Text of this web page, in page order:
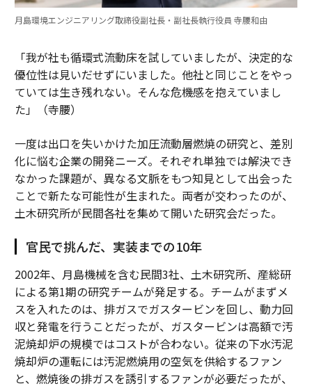
月島環境エンジニアリング取締役副社長・副社長執行役員 寺腰和由
「我が社も循環式流動床を試していましたが、決定的な
優位性は見いだせずにいました。他社と同じことをやっ
ていては生き残れない。そんな危機感を抱えていまし
た」（寺腰）
一度は出口を失いかけた加圧流動層燃焼の研究と、差別
化に悩む企業の開発ニーズ。それぞれ単独では解決でき
なかった課題が、異なる文脈をもつ知見として出会った
ことで新たな可能性が生まれた。両者が交わったのが、
土木研究所が民間各社を集めて開いた研究会だった。
官民で挑んだ、実装までの10年
2002年、月島機械を含む民間3社、土木研究所、産総研
による第1期の研究チームが発足する。チームがまずメ
スを入れたのは、排ガスでガスタービンを回し、動力回
収と発電を行うことだったが、ガスタービンは高額で汚
泥焼却炉の規模ではコストが合わない。従来の下水汚泥
焼却炉の運転には汚泥燃焼用の空気を供給するファン
と、燃焼後の排ガスを誘引するファンが必要だったが、